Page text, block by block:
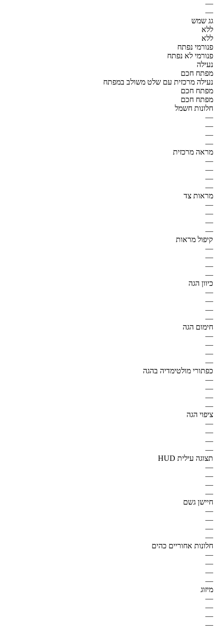
—
—
גג שמש
ללא
ללא
פנורמי נפתח
פנורמי לא נפתח
נעילה
מפתח חכם
נעילה מרכזית עם שלט משולב במפתח
מפתח חכם
מפתח חכם
חלונות חשמל
—
—
—
—
מראה מרכזית
—
—
—
—
מראות צד
—
—
—
—
קיפול מראות
—
—
—
—
כיוון הגה
—
—
—
—
חימום הגה
—
—
—
—
כפתורי מולטימדיה בהגה
—
—
—
—
ציפוי הגה
—
—
—
—
תצוגה עילית HUD
—
—
—
—
חיישן גשם
—
—
—
—
חלונות אחוריים כהים
—
—
—
—
מיזוג
—
—
—
—